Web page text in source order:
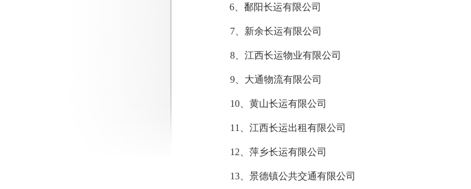
6、鄱阳长运有限公司
7、新余长运有限公司
8、江西长运物业有限公司
9、大通物流有限公司
10、 黄山长运有限公司
11、江西长运出租有限公司
12、萍乡长运有限公司
13、景德镇公共交通有限公司